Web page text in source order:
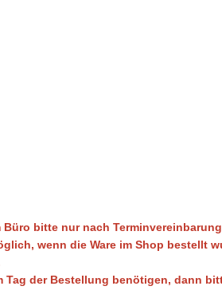
Büro bitte nur nach
wenn die Ware im Shop bestellt
Tag der Bestellung benötigen, dann